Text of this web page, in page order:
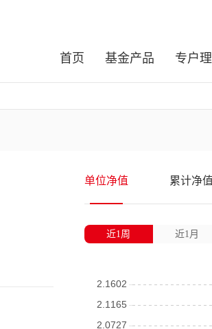
首页 基金产品 专户
单位净值 累计净值
近1周 近1月